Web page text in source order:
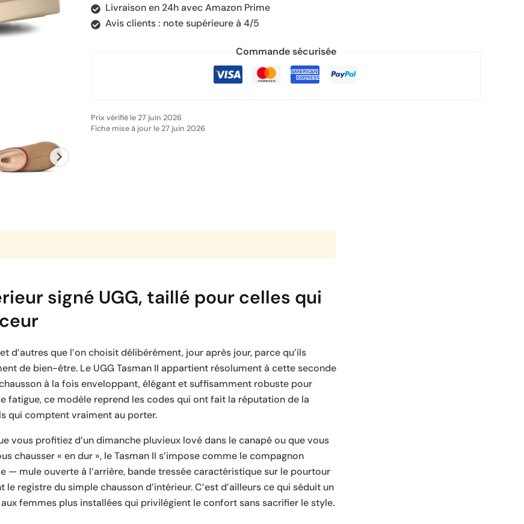
Livraison en 24h avec Amazon Prime
Avis clients : note supérieure à 4/5
Commande sécurisée
Prix vérifié le 27 juin 2026
Fiche mise à jour le 27 juin 2026
signé UGG, taillé pour celles qui
d’autres que l’on choisit délibérément, jour après jour, parce qu’ils
de bien-être. Le UGG Tasman II appartient résolument à cette seconde
à la fois enveloppant, élégant et suffisamment robuste pour
fatigue, ce modèle reprend les codes qui ont fait la réputation de la
qui comptent vraiment au porter.
vous profitiez d’un dimanche pluvieux lové dans le canapé ou que vous
chausser « en dur », le Tasman II s’impose comme le compagnon
— mule ouverte à l’arrière, bande tressée caractéristique sur le pourtour
registre du simple chausson d’intérieur. C’est d’ailleurs ce qui séduit un
femmes plus installées qui privilégient le confort sans sacrifier le style.